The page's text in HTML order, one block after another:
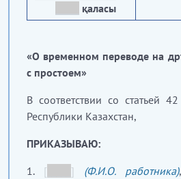
қаласы
«О временном переводе на
с простоем»
В соответствии со статьей
Республики Казахстан,
ПРИКАЗЫВАЮ:
1.
[ ] (Ф.И.О. работника)